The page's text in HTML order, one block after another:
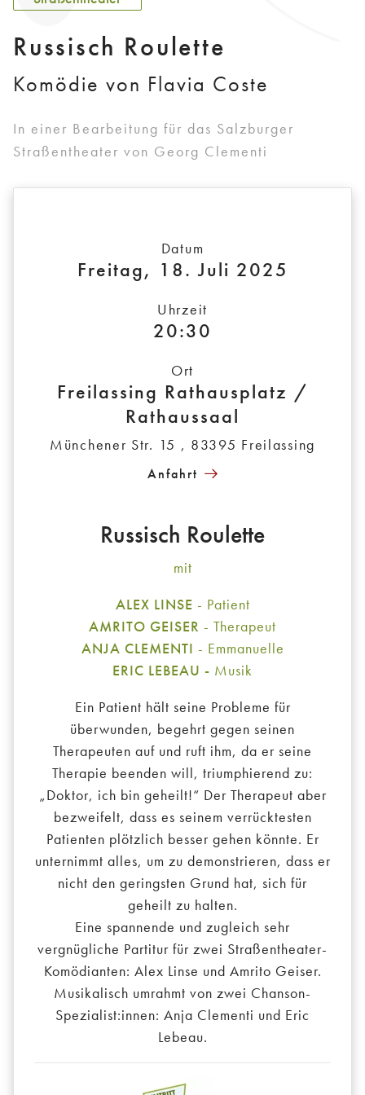
Russisch Roulette
Komödie von Flavia Coste
In einer Bearbeitung für das Salzburger
Straßentheater von Georg Clementi
Datum
Freitag, 18. Juli 2025
Uhrzeit
20:30
Ort
Freilassing Rathausplatz /
Rathaussaal
Münchener Str. 15 , 83395 Freilassing
Anfahrt
Russisch Roulette
mit
ALEX LINSE - Patient
AMRITO GEISER - Therapeut
ANJA CLEMENTI - Emmanuelle
ERIC LEBEAU - Musik
Ein Patient hält seine Probleme für
überwunden, begehrt gegen seinen
Therapeuten auf und ruft ihm, da er seine
Therapie beenden will, triumphierend zu:
„Doktor, ich bin geheilt!“ Der Therapeut aber
bezweifelt, dass es seinem verrücktesten
Patienten plötzlich besser gehen könnte. Er
unternimmt alles, um zu demonstrieren, dass er
nicht den geringsten Grund hat, sich für
geheilt zu halten.
Eine spannende und zugleich sehr
vergnügliche Partitur für zwei Straßentheater-
Komödianten: Alex Linse und Amrito Geiser.
Musikalisch umrahmt von zwei Chanson-
Spezialist:innen: Anja Clementi und Eric
Lebeau.